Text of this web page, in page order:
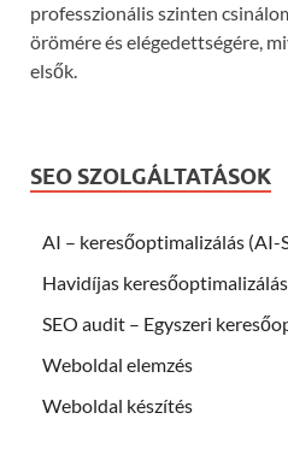
professzionális szinten
örömére és elégedettségére,
elsők.
SEO SZOLGÁLTATÁSOK
AI – keresőoptimalizálás (AI-
Havidíjas keresőoptimalizálás
SEO audit – Egyszeri
Weboldal elemzés
Weboldal készítés